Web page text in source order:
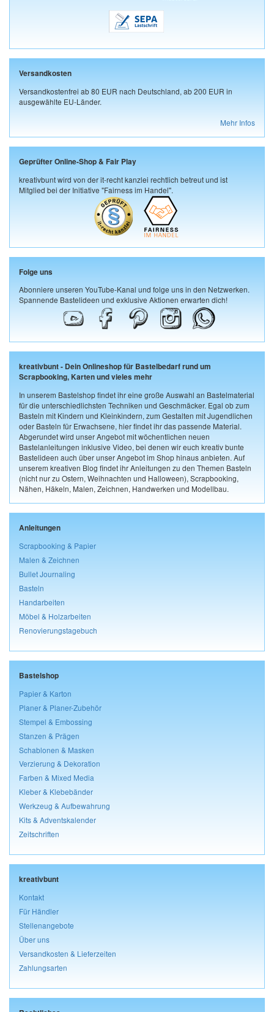
Versandkosten
Versandkostenfrei ab 80 EUR nach Deutschland, ab 200 EUR in
ausgewählte EU-Länder.
Mehr Infos
Geprüfter Online-Shop & Fair Play
kreativbunt wird von der it-recht kanzlei rechtlich betreut und ist
Mitglied bei der Initiative "Fairness im Handel".
Folge uns
Abonniere unseren YouTube-Kanal und folge uns in den Netzwerken.
Spannende Bastelideen und exklusive Aktionen erwarten dich!
kreativbunt - Dein Onlineshop für Bastelbedarf rund um
Scrapbooking, Karten und vieles mehr
In unserem Bastelshop findet ihr eine große Auswahl an Bastelmaterial
für die unterschiedlichsten Techniken und Geschmäcker. Egal ob zum
Basteln mit Kindern und Kleinkindern, zum Gestalten mit Jugendlichen
oder Basteln für Erwachsene, hier findet ihr das passende Material.
Abgerundet wird unser Angebot mit wöchentlichen neuen
Bastelanleitungen inklusive Video, bei denen wir euch kreativ bunte
Bastelideen auch über unser Angebot im Shop hinaus anbieten. Auf
unserem kreativen Blog findet ihr Anleitungen zu den Themen Basteln
(nicht nur zu Ostern, Weihnachten und Halloween), Scrapbooking,
Nähen, Häkeln, Malen, Zeichnen, Handwerken und Modellbau.
Anleitungen
Scrapbooking & Papier
Malen & Zeichnen
Bullet Journaling
Basteln
Handarbeiten
Möbel & Holzarbeiten
Renovierungstagebuch
Bastelshop
Papier & Karton
Planer & Planer-Zubehör
Stempel & Embossing
Stanzen & Prägen
Schablonen & Masken
Verzierung & Dekoration
Farben & Mixed Media
Kleber & Klebebänder
Werkzeug & Aufbewahrung
Kits & Adventskalender
Zeitschriften
kreativbunt
Kontakt
Für Händler
Stellenangebote
Über uns
Versandkosten & Lieferzeiten
Zahlungsarten